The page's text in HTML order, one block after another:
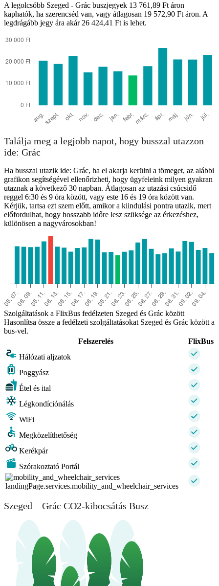
A legolcsóbb Szeged - Grác buszjegyek 13 761,89 Ft áron
kaphatók, ha szerencséd van, vagy átlagosan 19 572,90 Ft áron. A
legdrágább jegy ára akár 26 424,41 Ft is lehet.
Találja meg a legjobb napot, hogy busszal utazzon
ide: Grác
Ha busszal utazik ide: Grác, ha el akarja kerülni a tömeget, az alábbi
grafikon segítségével ellenőrizheti, hogy ügyfeleink milyen gyakran
utaznak a következő 30 napban. Átlagosan az utazási csúcsidő
reggel 6:30 és 9 óra között, vagy este 16 és 19 óra között van.
Kérjük, tartsa ezt szem előtt, amikor a kiindulási pontra utazik, mert
előfordulhat, hogy hosszabb időre lesz szüksége az érkezéshez,
különösen a nagyvárosokban!
Szolgáltatások a FlixBus fedélzeten Szeged és Grác között
Hasonlítsa össze a fedélzeti szolgáltatásokat Szeged és Grác között a
bus-vel.
Felszerelés
FlixBus
Hálózati aljzatok
Poggyász
Étel és ital
Légkondíciónálás
WiFi
Megközelíthetőség
Kerékpár
Szórakoztató Portál
landingPage.services.mobility_and_wheelchair_services
Szeged – Grác CO2-kibocsátás Busz